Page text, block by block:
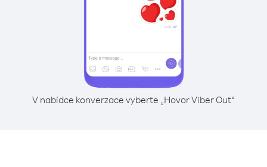
V nabídce konverzace vyberte „Hovor Viber Out“